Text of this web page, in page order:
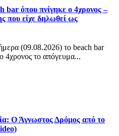
bar όπου πνίγηκε ο 4χρονος –
που είχε δηλωθεί ως
(09.08.2026) το beach bar
4χρονος το απόγευμα...
Ο Άγνωστος Δρόμος από το